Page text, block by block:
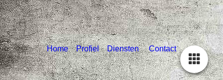
Home Profiel Diensten Contact